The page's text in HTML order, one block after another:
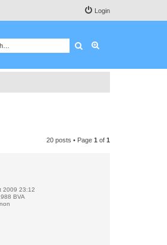
Login
Search
20 posts • Page 1 of 1
2009 23:12
BVA